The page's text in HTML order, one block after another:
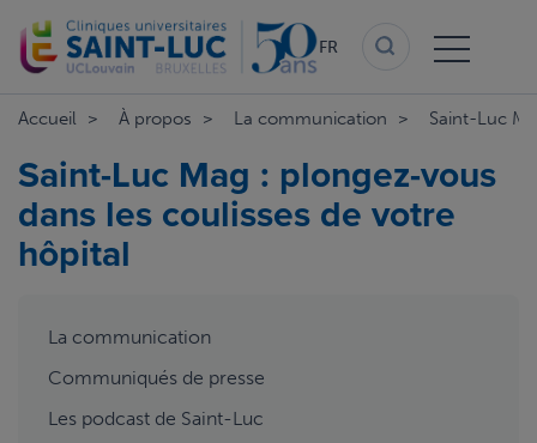
au
contenu
FR
Accueil À propos La communication Saint-Luc
Saint-Luc Mag : plongez-vous
dans les coulisses de votre
hôpital
aside
La communication
Communiqués de presse
Les podcast de Saint-Luc